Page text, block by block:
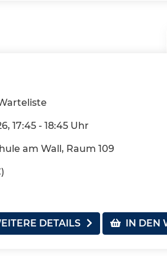
17:45 - 18:45 Uhr
am Wall, Raum 109
DETAILS IN DEN